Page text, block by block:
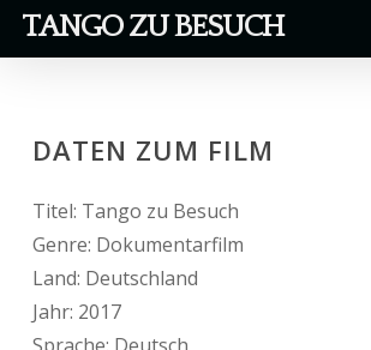
SkipTANGO ZU BESUCH
DATEN ZUM FILM
Titel: Tango zu Besuch
Genre: Dokumentarfilm
Land: Deutschland
Jahr: 2017